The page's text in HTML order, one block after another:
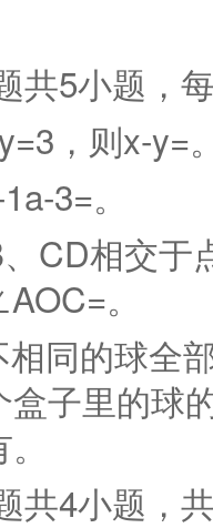
共5小题，
，则x-y=
3=。
CD相交
。
同的球全
子里的球
共4小题，